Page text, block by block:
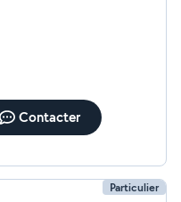
Contacter
Particulier